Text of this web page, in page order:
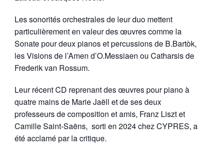
Les sonorités orchestrales de leur duo mettent
particulièrement en valeur des œuvres comme la
Sonate pour deux pianos et percussions de B.Bartòk,
les Visions de l’Amen d’O.Messiaen ou Catharsis de
Frederik van Rossum.
Leur récent CD reprenant des œuvres pour piano à
quatre mains de Marie Jaëll et de ses deux
professeurs de composition et amis, Franz Liszt et
Camille Saint-Saëns, sorti en 2024 chez CYPRES, a
été acclamé par la critique.